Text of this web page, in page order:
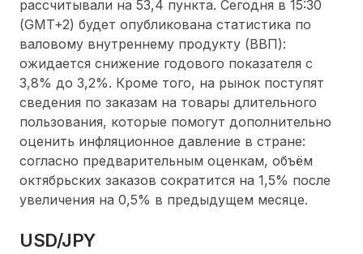
рассчитывали на 53,4 пункта. Сегодня в 15:30
(GMT+2) будет опубликована статистика по
валовому внутреннему продукту (ВВП):
ожидается снижение годового показателя с
3,8% до 3,2%. Кроме того, на рынок поступят
сведения по заказам на товары длительного
пользования, которые помогут дополнительно
оценить инфляционное давление в стране:
согласно предварительным оценкам, объём
октябрьских заказов сократится на 1,5% после
увеличения на 0,5% в предыдущем месяце.
USD/JPY